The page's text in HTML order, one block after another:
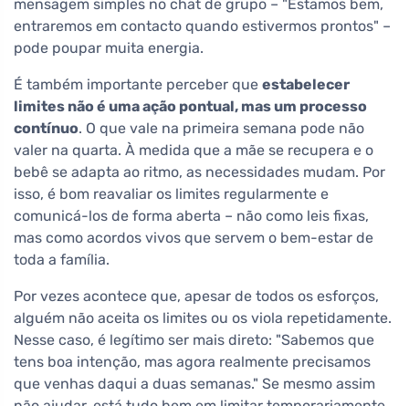
mensagem simples no chat de grupo – "Estamos bem,
entraremos em contacto quando estivermos prontos" –
pode poupar muita energia.
É também importante perceber que estabelecer
limites não é uma ação pontual, mas um processo
contínuo. O que vale na primeira semana pode não
valer na quarta. À medida que a mãe se recupera e o
bebê se adapta ao ritmo, as necessidades mudam. Por
isso, é bom reavaliar os limites regularmente e
comunicá-los de forma aberta – não como leis fixas,
mas como acordos vivos que servem o bem-estar de
toda a família.
Por vezes acontece que, apesar de todos os esforços,
alguém não aceita os limites ou os viola repetidamente.
Nesse caso, é legítimo ser mais direto: "Sabemos que
tens boa intenção, mas agora realmente precisamos
que venhas daqui a duas semanas." Se mesmo assim